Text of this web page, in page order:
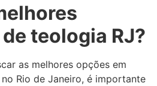
teologia RJ?
as melhores opções em
Rio de Janeiro, é importante